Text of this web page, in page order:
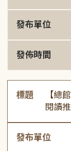
發布單位
發佈時間
標題
【總
閱讀
發布單位